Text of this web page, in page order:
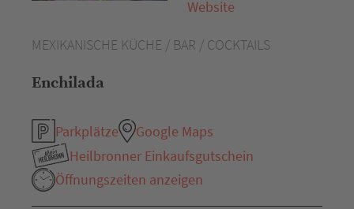
MEXIKANISCHE KÜCHE / BAR / COCKTAILS
Enchilada
Parkplätze
Google Maps
Heilbronner Einkaufsgutschein
Öffnungszeiten anzeigen
Website